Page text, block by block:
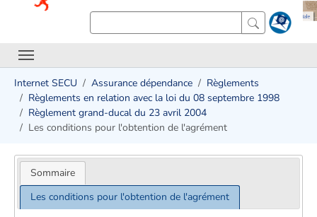
Internet SECU Assurance dépendance
Règlements
Règlements en relation avec la loi du 08 septembre 1998
Règlement grand-ducal du 23 avril 2004
Les conditions pour l'obtention de l'agrément
Sommaire
Les conditions pour l'obtention de l'agrément